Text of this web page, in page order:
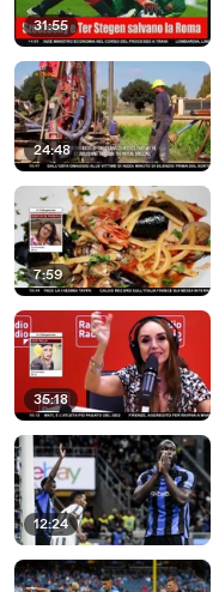
31:55
24:48
7:59
35:18
12:24